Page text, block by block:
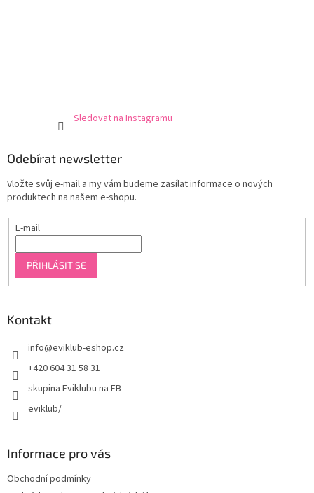
Sledovat na Instagramu
Odebírat newsletter
Vložte svůj e-mail a my vám budeme zasílat informace o nových
produktech na našem e-shopu.
E-mail
PŘIHLÁSIT SE
Kontakt
info@eviklub-eshop.cz
+420 604 31 58 31
skupina Eviklubu na FB
eviklub/
Informace pro vás
Obchodní podmínky